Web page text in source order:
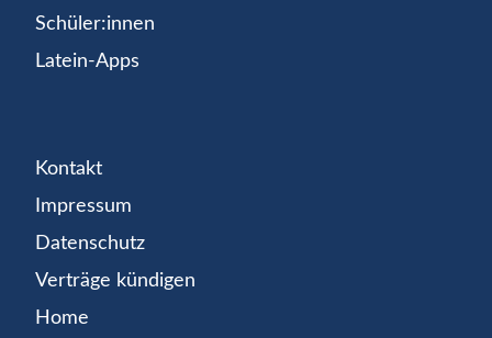
Schüler:innen
Latein-Apps
Kontakt
Impressum
Datenschutz
Verträge kündigen
Home